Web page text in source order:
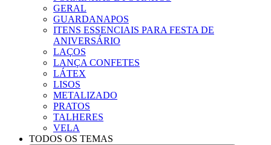
GERAL
GUARDANAPOS
ITENS ESSENCIAIS PARA FESTA DE
ANIVERSÁRIO
LAÇOS
LANÇA CONFETES
LÁTEX
LISOS
METALIZADO
PRATOS
TALHERES
VELA
TODOS OS TEMAS